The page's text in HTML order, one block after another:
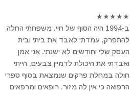
★
★
★
★
★
ב-1994 היה הסוף של חיי. משפחתי החלה
להתפרק, עמדתי לאבד את ביתי ובית
העסק שלי וחודשים לא ישנתי. אני אמן
ואבדתי את היכולת לדמיין צבעים, הייתי
חולה במחלת פרקים שנמצאת בסוף ספרי
הרפואה כי אין לה מזור. רופאים ומרפאים